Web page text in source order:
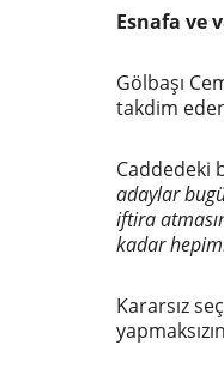
Esnafa ve
Gölbaşı
takdim
Caddedeki
adaylar
iftira
kadar
Kararsız